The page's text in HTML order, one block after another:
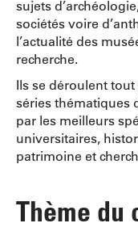
sujets
sociétés voire
l’actualité des
recherche.
Ils se déroulent
séries thématiques
par les meilleurs
universitaires,
patrimoine et
Thème du